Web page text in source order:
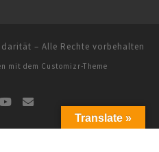
– Alle Rechte vorbehalten
mit dem Customizr-Theme
Translate »